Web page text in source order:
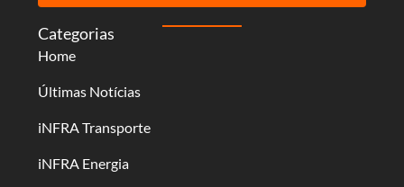
Categorias
Home
Últimas Notícias
iNFRA Transporte
iNFRA Energia